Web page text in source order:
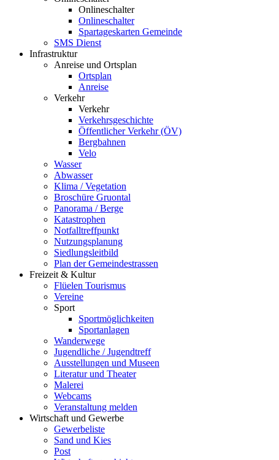
Onlineschalter
Onlineschalter
Spartageskarten Gemeinde
SMS Dienst
Infrastruktur
Anreise und Ortsplan
Ortsplan
Anreise
Verkehr
Verkehr
Verkehrsgeschichte
Öffentlicher Verkehr (ÖV)
Bergbahnen
Velo
Wasser
Abwasser
Klima / Vegetation
Broschüre Gruontal
Panorama / Berge
Katastrophen
Notfalltreffpunkt
Nutzungsplanung
Siedlungsleitbild
Plan der Gemeindestrassen
Freizeit & Kultur
Flüelen Tourismus
Vereine
Sport
Sportmöglichkeiten
Sportanlagen
Wanderwege
Jugendliche / Jugendtreff
Ausstellungen und Museen
Literatur und Theater
Malerei
Webcams
Veranstaltung melden
Wirtschaft und Gewerbe
Gewerbeliste
Sand und Kies
Post